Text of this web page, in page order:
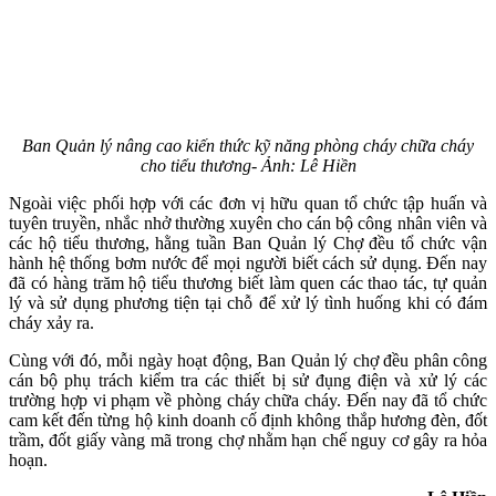
Ban Quản lý nâng cao kiến thức kỹ năng phòng cháy chữa cháy
cho tiểu thương- Ảnh: Lê Hiền
Ngoài việc phối hợp với các đơn vị hữu quan tổ chức tập huấn và
tuyên truyền, nhắc nhở thường xuyên cho cán bộ công nhân viên và
các hộ tiểu thương, hằng tuần Ban Quản lý Chợ đều tổ chức vận
hành hệ thống bơm nước để mọi người biết cách sử dụng. Đến nay
đã có hàng trăm hộ tiểu thương biết làm quen các thao tác, tự quản
lý và sử dụng phương tiện tại chỗ để xử lý tình huống khi có đám
cháy xảy ra.
Cùng với đó, mỗi ngày hoạt động, Ban Quản lý chợ đều phân công
cán bộ phụ trách kiểm tra các thiết bị sử đụng điện và xử lý các
trường hợp vi phạm về phòng cháy chữa cháy. Đến nay đã tổ chức
cam kết đến từng hộ kinh doanh cố định không thắp hương đèn, đốt
trầm, đốt giấy vàng mã trong chợ nhằm hạn chế nguy cơ gây ra hỏa
hoạn.